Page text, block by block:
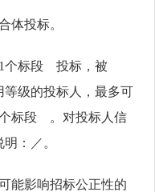
投标。
个标段 投标，被
级的投标人，最多可
标段 。对投标人信
：／。
能影响招标公正性的